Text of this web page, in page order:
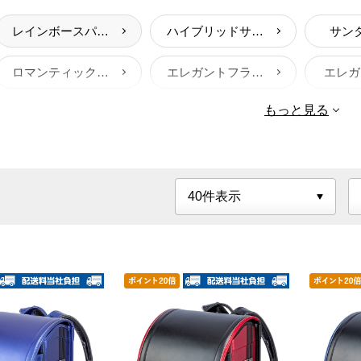
レインボースパーク ハイブリッドサンダー サン
ロマンティックハート エレガントフラワー エレ
もっと見る